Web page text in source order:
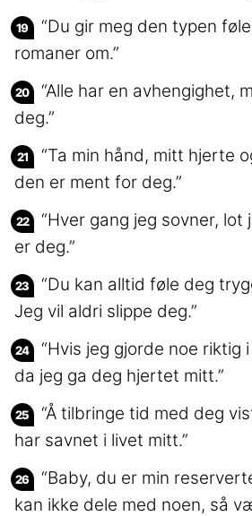
“Du gir meg den typen
romaner om.”
“Alle har en avhengighet,
deg.”
“Ta min hånd, mitt hjerte
den er ment for deg.”
“Hver gang jeg sovner, lot
er deg.”
“Du kan alltid føle deg
Jeg vil aldri slippe deg.”
“Hvis jeg gjorde noe riktig
da jeg ga deg hjertet mitt.”
“Å tilbringe tid med deg
har savnet i livet mitt.”
“Baby, du er min
kan ikke dele med noen, så